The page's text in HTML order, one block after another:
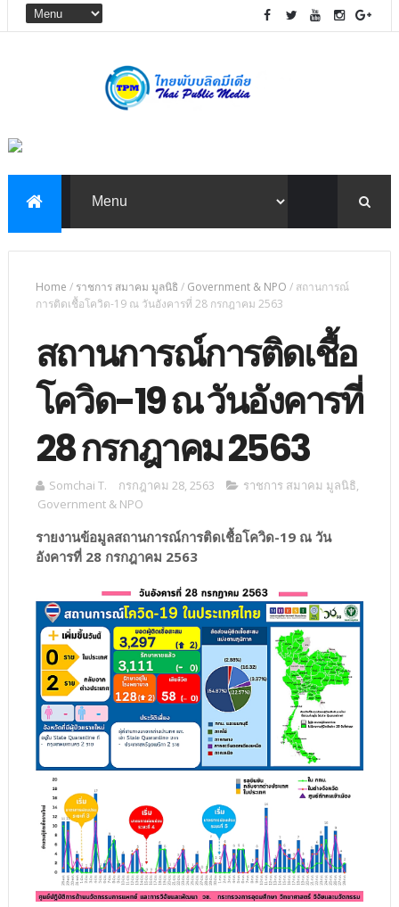
Home / ราชการ สมาคม มูลนิธิ / Government & NPO / สถานการณ์
การติดเชื้อโควิด-19 ณ วันอังคารที่ 28 กรกฎาคม 2563
สถานการณ์การติดเชื้อ
โควิด-19 ณ วันอังคารที่
28 กรกฎาคม 2563
Somchai T. กรกฎาคม 28, 2563 ราชการ สมาคม มูลนิธิ,
Government & NPO
รายงานข้อมูลสถานการณ์การติดเชื้อโควิด-19 ณ วัน
อังคารที่ 28 กรกฎาคม 2563